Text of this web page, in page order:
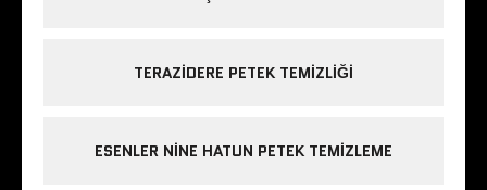
TERAZIDERE PETEK TEMIZLIĞI
ESENLER NINE HATUN PETEK TEMIZLEME